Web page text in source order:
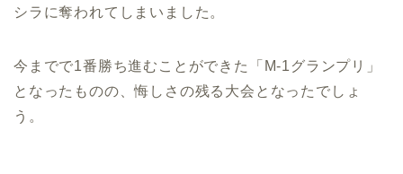
シラに奪われてしまいました。
今までで1番勝ち進むことができた「M-1グランプリ」
となったものの、悔しさの残る大会となったでしょ
う。